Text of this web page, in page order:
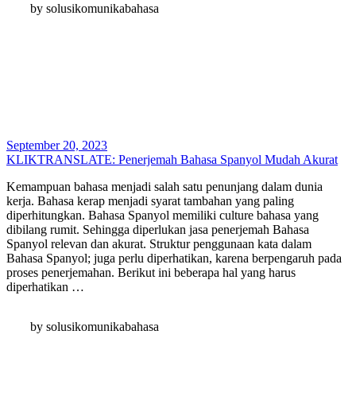
by solusikomunikabahasa
September 20, 2023
KLIKTRANSLATE: Penerjemah Bahasa Spanyol Mudah Akurat
Kemampuan bahasa menjadi salah satu penunjang dalam dunia
kerja. Bahasa kerap menjadi syarat tambahan yang paling
diperhitungkan. Bahasa Spanyol memiliki culture bahasa yang
dibilang rumit. Sehingga diperlukan jasa penerjemah Bahasa
Spanyol relevan dan akurat. Struktur penggunaan kata dalam
Bahasa Spanyol; juga perlu diperhatikan, karena berpengaruh pada
proses penerjemahan. Berikut ini beberapa hal yang harus
diperhatikan …
by solusikomunikabahasa